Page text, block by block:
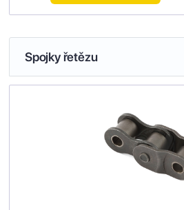
Spojky řetězu